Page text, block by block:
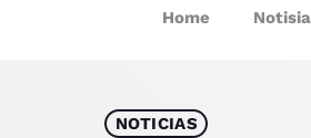
Home Notisia
NOTICIAS